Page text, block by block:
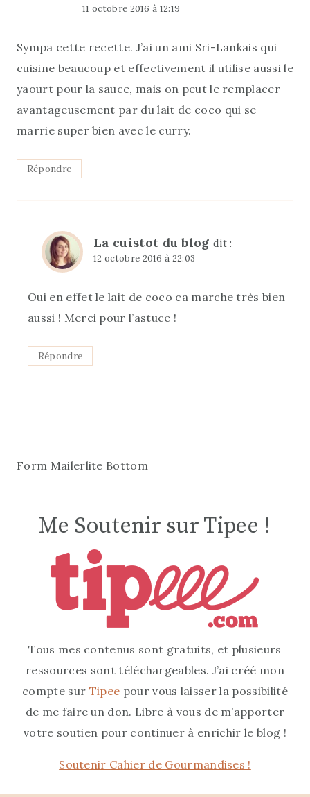
11 octobre 2016 à 12:19
Sympa cette recette. J’ai un ami Sri-Lankais qui
cuisine beaucoup et effectivement il utilise aussi le
yaourt pour la sauce, mais on peut le remplacer
avantageusement par du lait de coco qui se
marrie super bien avec le curry.
Répondre
La cuistot du blog dit :
12 octobre 2016 à 22:03
Oui en effet le lait de coco ca marche très bien
aussi ! Merci pour l’astuce !
Répondre
Form Mailerlite Bottom
Me Soutenir sur Tipee !
Tous mes contenus sont gratuits, et plusieurs
ressources sont téléchargeables. J’ai créé mon
compte sur Tipee pour vous laisser la possibilité
de me faire un don. Libre à vous de m’apporter
votre soutien pour continuer à enrichir le blog !
Soutenir Cahier de Gourmandises !